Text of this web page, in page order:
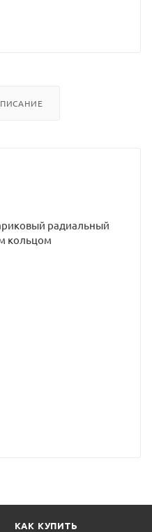
радиальный
кольцом
КАК КУПИТЬ